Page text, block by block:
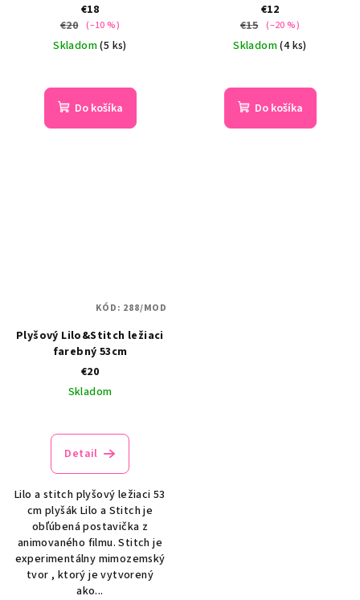
€18
€20 (–10 %)
Skladom(5 ks)
Do košíka
€12
€15 (–20 %)
Skladom(4 ks)
Do košíka
Plyšový Lilo&Stitch ležiaci
farebný 53cm
€20
Skladom
Detail
Lilo a stitch plyšový ležiaci 53
cm plyšák Lilo a Stitch je
obľúbená postavička z
animovaného filmu. Stitch je
experimentálny mimozemský
tvor , ktorý je vytvorený
ako...
KÓD: 288/MOD